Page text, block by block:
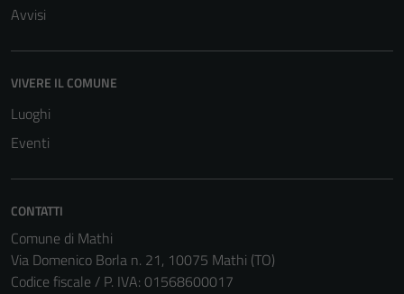
Avvisi
VIVERE IL COMUNE
Luoghi
Eventi
CONTATTI
Comune di Mathi
Via Domenico Borla n. 21, 10075 Mathi (TO)
Codice fiscale / P. IVA: 01568600017
personali.